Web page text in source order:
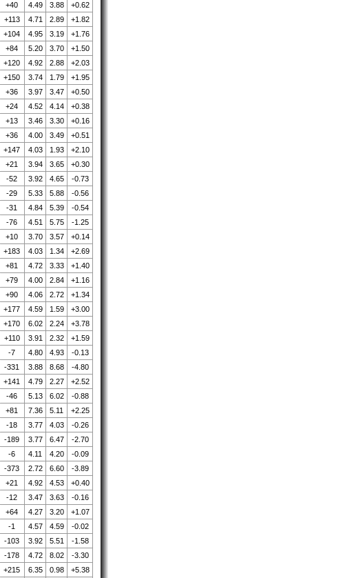
+40 4.49 3.88
+0.62
+113 4.71 2.89
+1.82
+104 4.95 3.19
+1.76
+84 5.20 3.70
+1.50
+120 4.92 2.88
+2.03
+150 3.74 1.79
+1.95
+36 3.97 3.47
+0.50
+24 4.52 4.14
+0.38
+13 3.46 3.30
+0.16
+36 4.00 3.49
+0.51
+147 4.03 1.93
+2.10
+21 3.94 3.65
+0.30
-52 3.92 4.65
-0.73
-29 5.33 5.88
-0.56
-31 4.84 5.39
-0.54
-76 4.51 5.75
-1.25
+10 3.70 3.57
+0.14
+183 4.03 1.34
+2.69
+81 4.72 3.33
+1.40
+79 4.00 2.84
+1.16
+90 4.06 2.72
+1.34
+177 4.59 1.59
+3.00
+170 6.02 2.24
+3.78
+110 3.91 2.32
+1.59
-7 4.80 4.93
-0.13
-331 3.88 8.68
-4.80
+141 4.79 2.27
+2.52
-46 5.13 6.02
-0.88
+81 7.36 5.11
+2.25
-18 3.77 4.03
-0.26
-189 3.77 6.47
-2.70
-6 4.11 4.20
-0.09
-373 2.72 6.60
-3.89
+21 4.92 4.53
+0.40
-12 3.47 3.63
-0.16
+64 4.27 3.20
+1.07
-1 4.57 4.59
-0.02
-103 3.92 5.51
-1.58
-178 4.72 8.02
-3.30
+215 6.35 0.98 +5.38